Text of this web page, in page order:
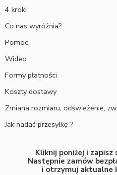
4 kroki
Co nas wyróżnia?
Pomoc
Wideo
Formy płatności
Koszty dostawy
Zmiana rozmiaru, odświeżenie,
Jak nadać przesyłkę ?
Kliknij poniżej i
Następnie zamów
i otrzymuj aktualne